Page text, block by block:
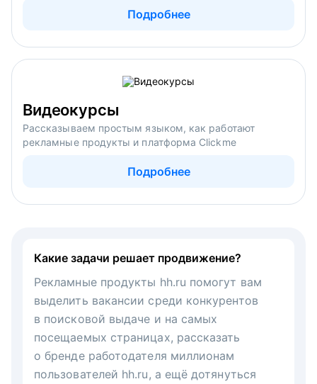
Подробнее
Видеокурсы
Рассказываем простым языком, как работают
рекламные продукты и платформа Clickme
Подробнее
Какие задачи решает продвижение?
Рекламные продукты hh.ru помогут вам
выделить вакансии среди конкурентов
в поисковой выдаче и на самых
посещаемых страницах, рассказать
о бренде работодателя миллионам
пользователей hh.ru, а ещё дотянуться